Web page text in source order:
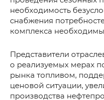
необходимость
снабжения
комплекса
Представители
о реализуемых мерах
рынка топливом,
ценовой ситуации,
производства